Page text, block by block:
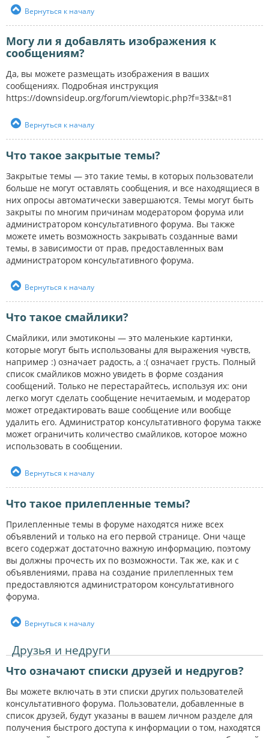
Вернуться к началу
Могу ли я добавлять изображения к
сообщениям?
Да, вы можете размещать изображения в ваших
сообщениях. Подробная инструкция
https://downsideup.org/forum/viewtopic.php?f=33&t=81
Вернуться к началу
Что такое закрытые темы?
Закрытые темы — это такие темы, в которых пользователи
больше не могут оставлять сообщения, и все находящиеся в
них опросы автоматически завершаются. Темы могут быть
закрыты по многим причинам модератором форума или
администратором консультативного форума. Вы также
можете иметь возможность закрывать созданные вами
темы, в зависимости от прав, предоставленных вам
администратором консультативного форума.
Вернуться к началу
Что такое смайлики?
Смайлики, или эмотиконы — это маленькие картинки,
которые могут быть использованы для выражения чувств,
например :) означает радость, а :( означает грусть. Полный
список смайликов можно увидеть в форме создания
сообщений. Только не перестарайтесь, используя их: они
легко могут сделать сообщение нечитаемым, и модератор
может отредактировать ваше сообщение или вообще
удалить его. Администратор консультативного форума также
может ограничить количество смайликов, которое можно
использовать в сообщении.
Вернуться к началу
Что такое прилепленные темы?
Прилепленные темы в форуме находятся ниже всех
объявлений и только на его первой странице. Они чаще
всего содержат достаточно важную информацию, поэтому
вы должны прочесть их по возможности. Так же, как и с
объявлениями, права на создание прилепленных тем
предоставляются администратором консультативного
форума.
Вернуться к началу
Друзья и недруги
Что означают списки друзей и недругов?
Вы можете включать в эти списки других пользователей
консультативного форума. Пользователи, добавленные в
список друзей, будут указаны в вашем личном разделе для
получения быстрого доступа к информации о том, находятся